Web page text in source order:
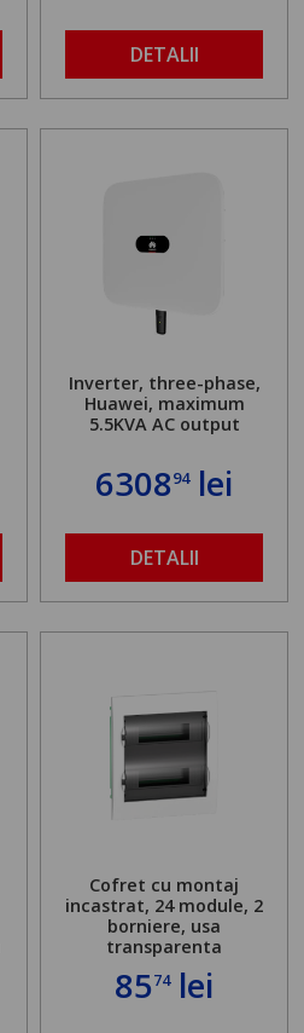
DETALII
Inverter, three-phase,
Huawei, maximum
5.5KVA AC output
630894lei
DETALII
Cofret cu montaj
incastrat, 24 module, 2
borniere, usa
transparenta
8574lei